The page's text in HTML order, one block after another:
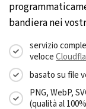
bandiera nei
servizio
veloce
basato su file
PNG, WebP,
(qualità al